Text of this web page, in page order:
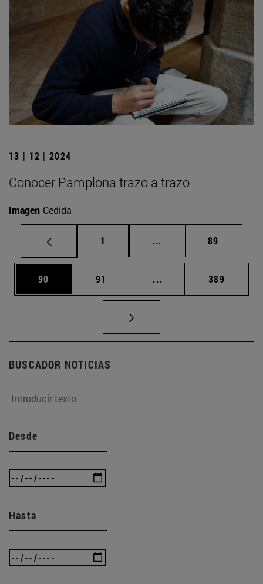
13 | 12 | 2024
Conocer Pamplona trazo a trazo
Imagen Cedida
Página
1 ... Páginas intermedias
Página
89
Página
90 Página
91 ... Páginas intermedias
Página
389
BUSCADOR NOTICIAS
Desde
Hasta